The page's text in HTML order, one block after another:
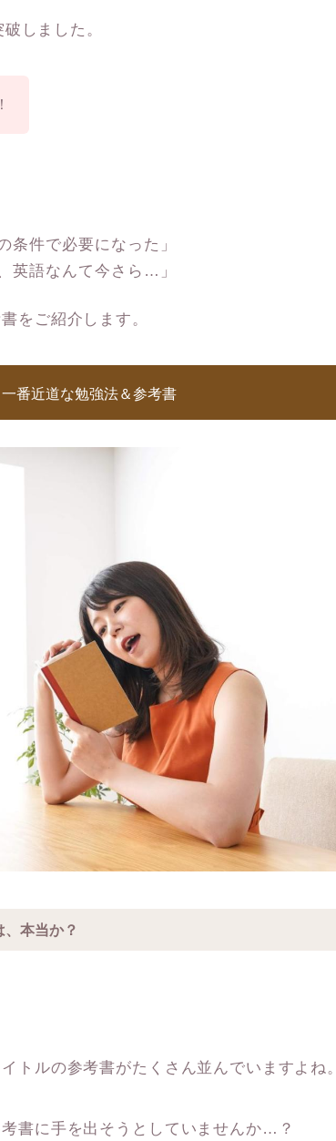
しました。
条件で必要になった」
英語なんて今さら…」
をご紹介します。
番近道な勉強法＆参考書
、本当か？
トルの参考書がたくさん並んでいますよね。
書に手を出そうとしていませんか…？